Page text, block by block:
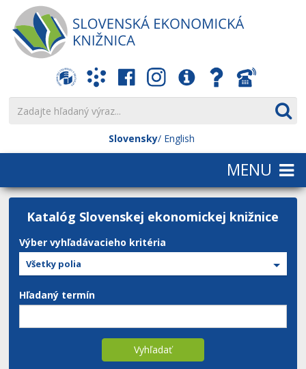
Slovensky English
Katalóg Slovenskej ekonomickej knižnice
Výber vyhľadávacieho kritéria
Všetky polia
Hľadaný termín
Vyhľadať